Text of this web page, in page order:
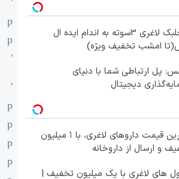
با جلبک لاغری 3سوته به اندام ایده ال
امشب تخفیف ویژه)
پل ارتباطی شما با دنیای
دیجیتال
بهترین قیمت داروهای لاغری، با ۱ میلیون
و ارسال از داروخانه‌
های لاغری با یک میلیون تخفیف |